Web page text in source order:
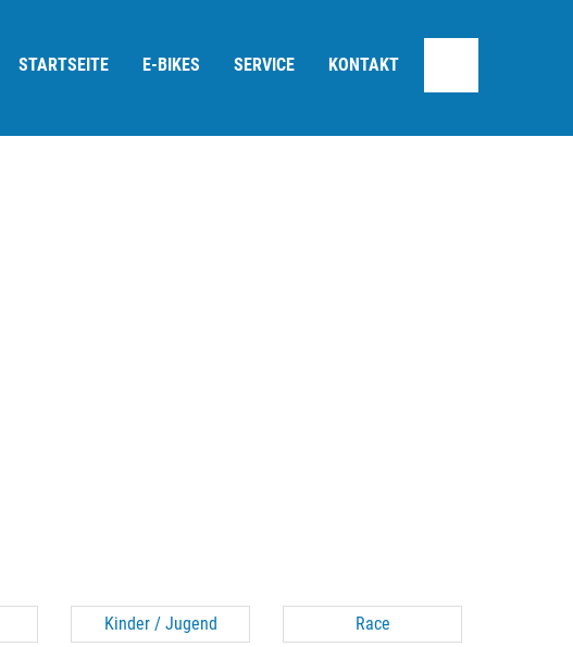
STARTSEITE E-BIKES SERVICE KONTAKT
Kinder / Jugend Race